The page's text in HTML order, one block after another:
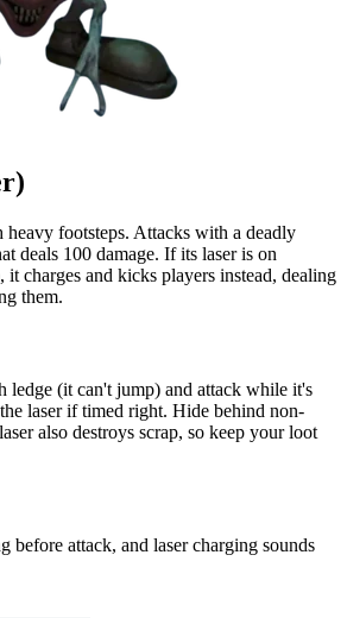
footsteps. Attacks with a deadly
deals 100 damage. If its laser is on
charges and kicks players instead, dealing
them.
ledge (it can't jump) and attack while it's
laser if timed right. Hide behind non-
also destroys scrap, so keep your loot
before attack, and laser charging sounds